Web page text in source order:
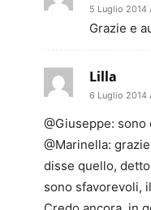
5 Luglio 2014
Grazie e
Lilla
6 Luglio 2014
@Giuseppe: sono
@Marinella:
disse quello,
sono sfavorevoli,